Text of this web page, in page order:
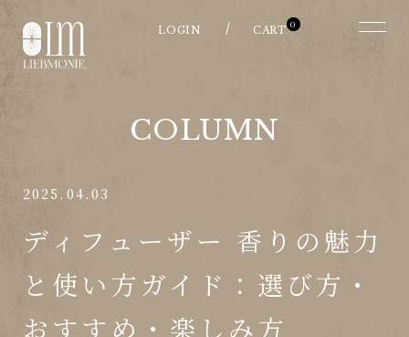
0
COLUMN
2025.04.03
ディフューザー 香りの魅力
と使い方ガイド：選び方・
おすすめ・楽しみ方